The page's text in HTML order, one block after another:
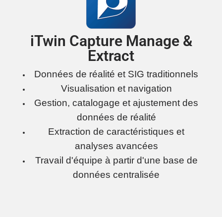
iTwin Capture Manage &
Extract
Données de réalité et SIG traditionnels
Visualisation et navigation
Gestion, catalogage et ajustement des
données de réalité
Extraction de caractéristiques et
analyses avancées
Travail d'équipe à partir d'une base de
données centralisée